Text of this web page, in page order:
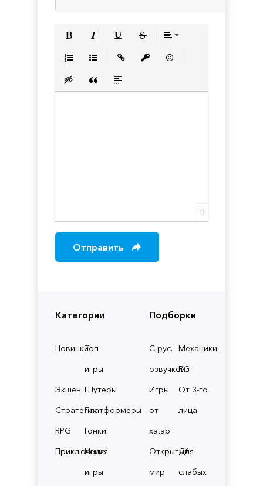
Категории
НовинкиТоп
игры
Экшен Шутеры
СтратегииПлатформеры
RPG
Гонки
Приключения
Инди
игры
Подборки
С рус.
озвучкой
Механики
RG
Игры
от
xatab
От 3-го
лица
Открытый
мир
Для
слабых
Вставка скрытого текста
Вставка цитаты
Вставка спойлера
0
Отправить